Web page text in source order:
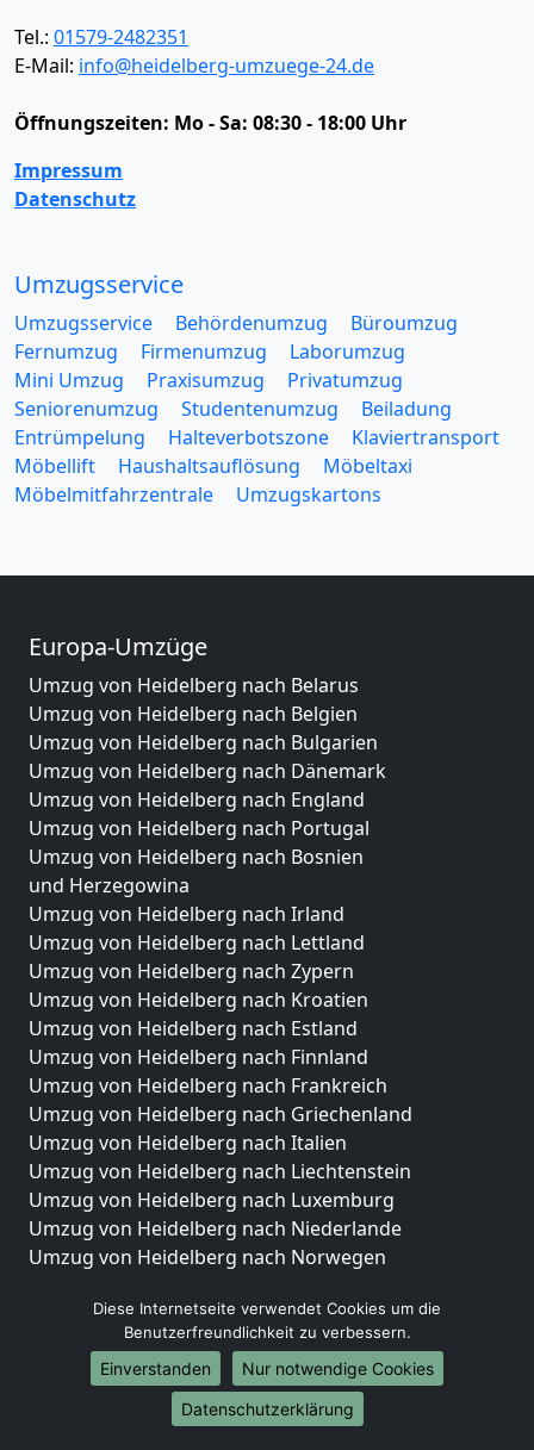
Tel.: 01579-2482351
E-Mail: info@heidelberg-umzuege-24.de
Öffnungszeiten: Mo - Sa: 08:30 - 18:00 Uhr
Impressum
Datenschutz
Umzugsservice
Umzugsservice Behördenumzug
Büroumzug
Fernumzug
Firmenumzug
Laborumzug
Mini Umzug
Praxisumzug
Privatumzug
Seniorenumzug
Studentenumzug
Beiladung
Entrümpelung
Halteverbotszone
Klaviertransport
Möbellift
Haushaltsauflösung
Möbeltaxi
Möbelmitfahrzentrale
Umzugskartons
Europa-Umzüge
Umzug von Heidelberg nach Belarus
Umzug von Heidelberg nach Belgien
Umzug von Heidelberg nach Bulgarien
Umzug von Heidelberg nach Dänemark
Umzug von Heidelberg nach England
Umzug von Heidelberg nach Portugal
Umzug von Heidelberg nach Bosnien
und Herzegowina
Umzug von Heidelberg nach Irland
Umzug von Heidelberg nach Lettland
Umzug von Heidelberg nach Zypern
Umzug von Heidelberg nach Kroatien
Umzug von Heidelberg nach Estland
Umzug von Heidelberg nach Finnland
Umzug von Heidelberg nach Frankreich
Umzug von Heidelberg nach Griechenland
Umzug von Heidelberg nach Italien
Umzug von Heidelberg nach Liechtenstein
Umzug von Heidelberg nach Luxemburg
Umzug von Heidelberg nach Niederlande
Umzug von Heidelberg nach Norwegen
Umzüge-Deutschlandweit
Umzug von Heidelberg nach Berlin
Umzug von Heidelberg nach Hamburg
Umzug von Heidelberg nach München
Umzug von Heidelberg nach Köln
Diese Internetseite verwendet Cookies um die
Benutzerfreundlichkeit zu verbessern.
Einverstanden
Nur notwendige Cookies
Datenschutzerklärung